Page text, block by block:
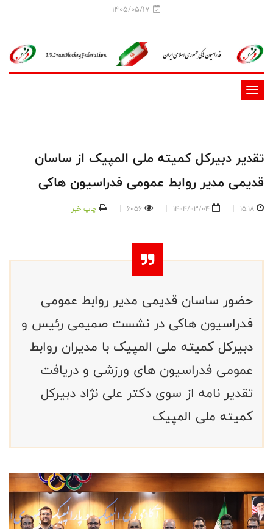
1405/05/17
-
-
-
-
تقدیر دبیرکل کمیته ملی المپیک از ساسان
قدیمی مدیر روابط عمومی فدراسیون هاکی
15:18
1404/03/04
6056 چاپ خبر
حضور ساسان قدیمی مدیر روابط عمومی
فدراسیون هاکی در نشست صمیمی رئیس و
دبیرکل کمیته ملی المپیک با مدیران روابط
عمومی فدراسیون های ورزشی و دریافت
تقدیر نامه از سوی دکتر علی نژاد دبیرکل
کمیته ملی المپیک